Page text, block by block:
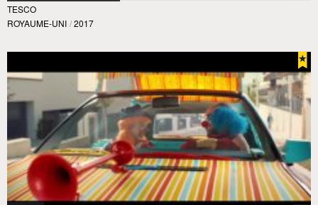
TESCO
ROYAUME-UNI / 2017